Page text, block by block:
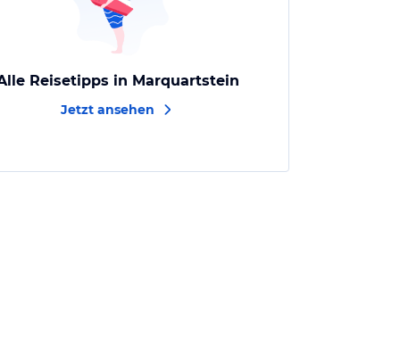
Reisetipps in Marquartstein
Jetzt ansehen